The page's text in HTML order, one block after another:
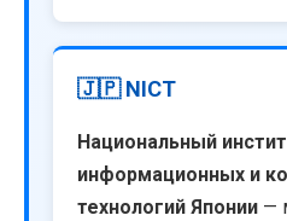
🇯🇵 NICT
Национальный
информационных и
технологий Японии —